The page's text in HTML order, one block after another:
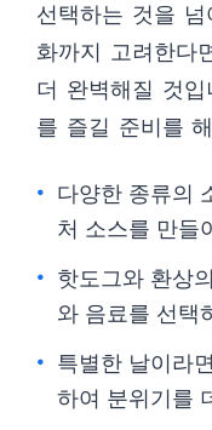
선택하는 것을
화까지 고려한다
더 완벽해질 것
를 즐길 준비를
다양한 종류의
처 소스를 만들
핫도그와 환상
와 음료를 선택
특별한 날이라
하여 분위기를